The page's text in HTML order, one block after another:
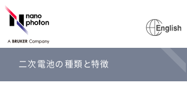
二次電池の種類と特徴